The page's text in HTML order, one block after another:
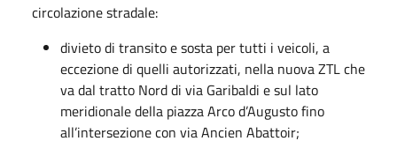
circolazione stradale:
divieto di transito e sosta per tutti i veicoli, a
eccezione di quelli autorizzati, nella nuova ZTL che
va dal tratto Nord di via Garibaldi e sul lato
meridionale della piazza Arco d’Augusto fino
all’intersezione con via Ancien Abattoir;